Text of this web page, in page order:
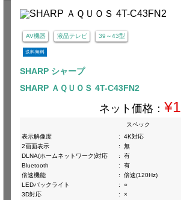
AV機器 液晶テレビ 39～43型
送料無料
SHARP シャープ
SHARP ＡＱＵＯＳ 4T-C43FN2
ネット価格：
スペック
表示解像度
:
4K対応
2画面表示
:
無
DLNA(ホームネットワーク)対応
:
有
Bluetooth
:
有
倍速機能
:
倍速(120Hz)
LEDバックライト
:
○
3D対応
:
×